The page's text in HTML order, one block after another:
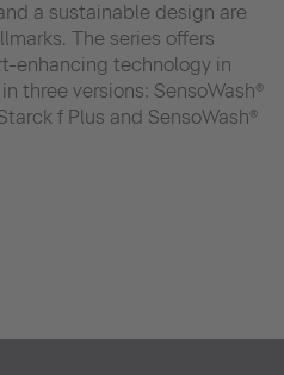
a sustainable design are
The series offers
enhancing technology in
three versions: SensoWash®
f Plus and SensoWash®